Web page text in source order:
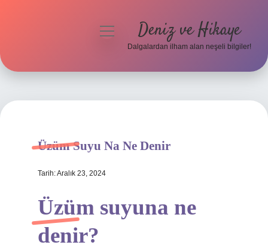
Hakkımızda
menüyü
Deniz ve Hikaye
Dalgalardan ilham alan neşeli bilgiler!
Üzüm Suyu Na Ne Denir
Tarih: Aralık 23, 2024
Üzüm suyuna ne
denir?